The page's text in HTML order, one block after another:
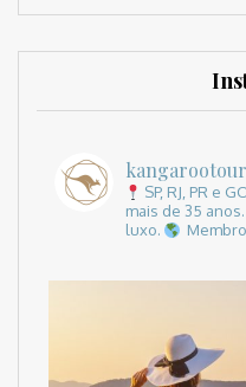
SP, RJ, PR e
mais de 35 anos.
luxo.